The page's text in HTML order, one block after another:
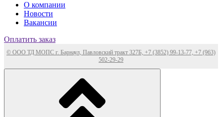
О компании
Новости
Вакансии
Оплатить заказ
© ООО ТД МОПС г. Барнаул, Павловский тракт 327Б, +7 (3852) 99-13-77, +7 (963)
502-29-29